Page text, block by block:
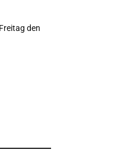
den